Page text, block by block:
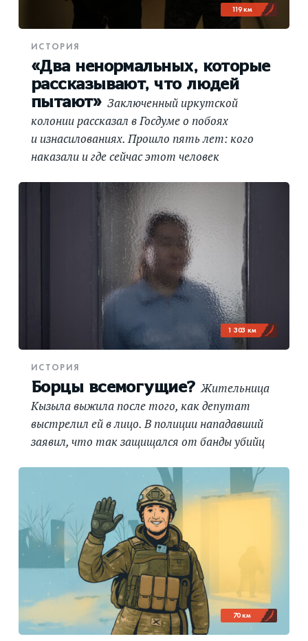
119 км
ИСТОРИЯ
«Два ненормальных, которые
рассказывают, что людей
пытают» Заключенный иркутской
колонии рассказал в Госдуме о побоях
и изнасилованиях. Прошло пять лет: кого
наказали и где сейчас этот человек
1 303 км
ИСТОРИЯ
Борцы всемогущие?Жительница
Кызыла выжила после того, как депутат
выстрелил ей в лицо. В полиции нападавший
заявил, что так защищался от банды убийц
70 км